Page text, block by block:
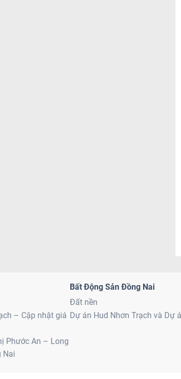
– Cập nhật giá
Phước An – Long
Nai
Bất Động Sản Đồng Nai
Đất nền
Dự án Hud Nhơn Trạch và Dự